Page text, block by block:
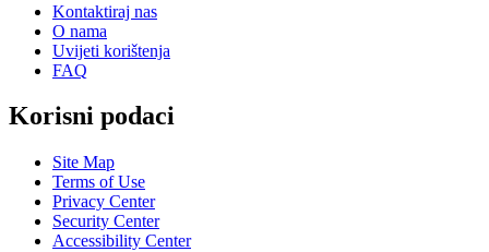
Kontaktiraj nas
O nama
Uvijeti korištenja
FAQ
Korisni podaci
Site Map
Terms of Use
Privacy Center
Security Center
Accessibility Center